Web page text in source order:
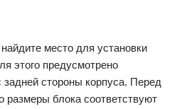
место для установки
этого предусмотрено
стороны корпуса. Перед
размеры блока соответствуют